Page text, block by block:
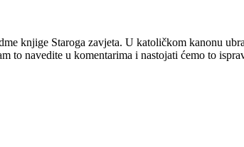
knjige Staroga zavjeta. U katoličkom kanonu
to navedite u komentarima i nastojati ćemo to